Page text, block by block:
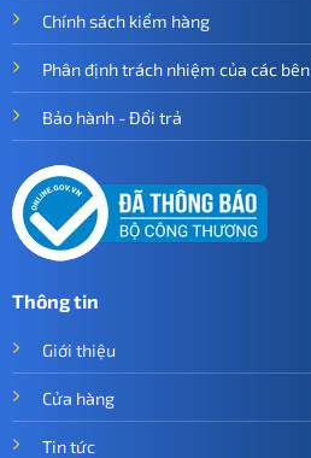
Chính sách kiểm hàng
Phân định trách nhiệm của các bên
Bảo hành - Đổi trả
Thông tin
Giới thiệu
Cửa hàng
Tin tức